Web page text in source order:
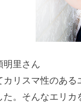
明里さん
リスマ性のあ
た。そんなエリ